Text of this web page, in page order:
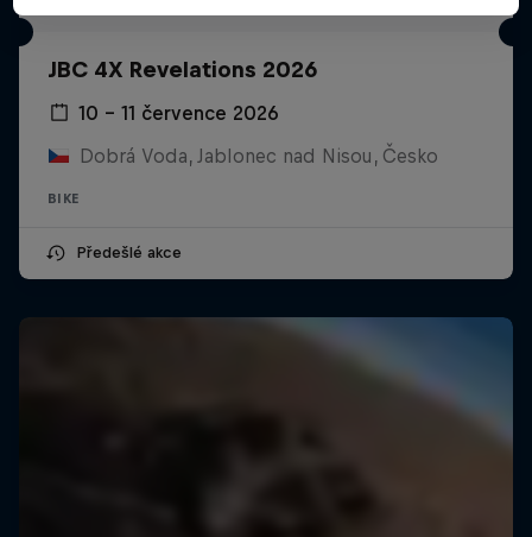
JBC 4X Revelations 2026
10 – 11 července 2026
Dobrá Voda, Jablonec nad Nisou, Česko
BIKE
Předešlé akce